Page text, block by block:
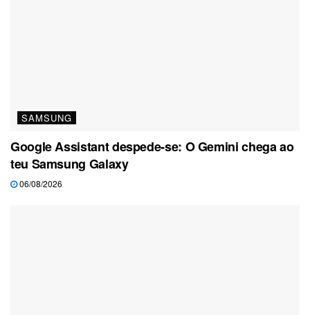
SAMSUNG
Google Assistant despede-se: O Gemini chega ao
teu Samsung Galaxy
06/08/2026